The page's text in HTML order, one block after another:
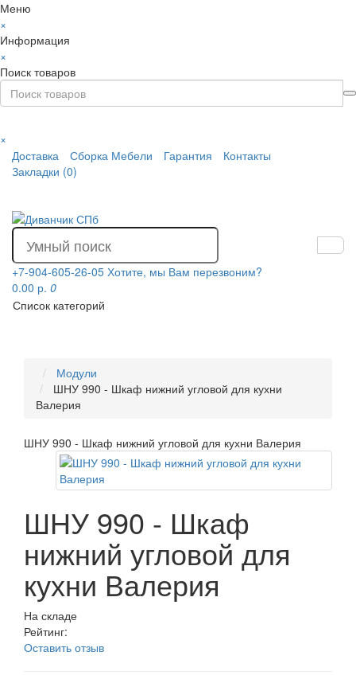
Меню
×
Информация
×
Поиск товаров
×
Доставка
Сборка Мебели Гарантия
Контакты
Закладки (0)
+7-904-605-26-05 Хотите, мы Вам перезвоним?
0.00 р. 0
Список категорий
Модули
ШНУ 990 - Шкаф нижний угловой для кухни
Валерия
ШНУ 990 - Шкаф нижний угловой для кухни Валерия
ШНУ 990 - Шкаф
нижний угловой для
кухни Валерия
На складе
Рейтинг:
Оставить отзыв